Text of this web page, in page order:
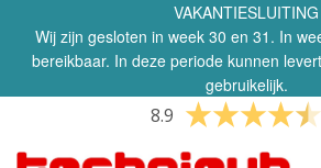
VAKANTIESLUITING
Wij zijn gesloten in week 30 en 31. In
bereikbaar. In deze periode kunnen
gebruikelijk.
8.9